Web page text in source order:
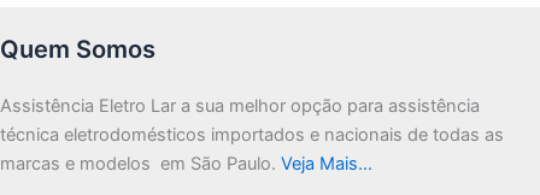
Quem Somos
Assistência Eletro Lar a sua melhor opção para assistência
técnica eletrodomésticos importados e nacionais de todas as
marcas e modelos em São Paulo. Veja Mais…